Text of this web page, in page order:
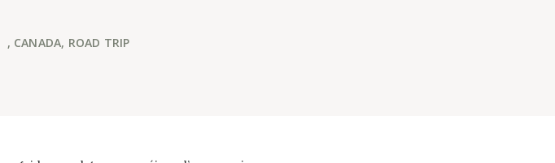
, CANADA, ROAD TRIP